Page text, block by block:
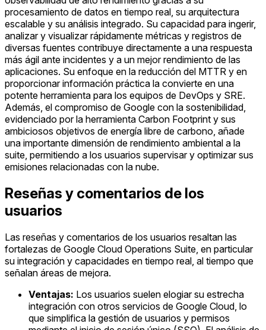
procesamiento de datos en tiempo real, su arquitectura
escalable y su análisis integrado. Su capacidad para ingerir,
analizar y visualizar rápidamente métricas y registros de
diversas fuentes contribuye directamente a una respuesta
más ágil ante incidentes y a un mejor rendimiento de las
aplicaciones. Su enfoque en la reducción del MTTR y en
proporcionar información práctica la convierte en una
potente herramienta para los equipos de DevOps y SRE.
Además, el compromiso de Google con la sostenibilidad,
evidenciado por la herramienta Carbon Footprint y sus
ambiciosos objetivos de energía libre de carbono, añade
una importante dimensión de rendimiento ambiental a la
suite, permitiendo a los usuarios supervisar y optimizar sus
emisiones relacionadas con la nube.
Reseñas y comentarios de los
usuarios
Las reseñas y comentarios de los usuarios resaltan las
fortalezas de Google Cloud Operations Suite, en particular
su integración y capacidades en tiempo real, al tiempo que
señalan áreas de mejora.
Ventajas: Los usuarios suelen elogiar su estrecha
integración con otros servicios de Google Cloud, lo
que simplifica la gestión de usuarios y permisos